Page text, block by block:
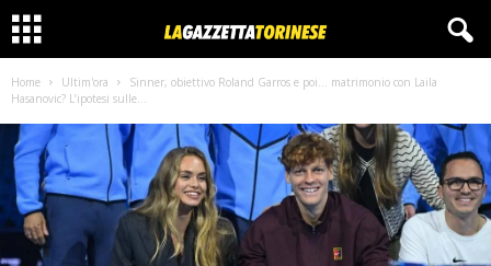
Home Ultim'ora
Sinner, obiettivo Roland Garros e poi… matrimonio con Laila
Hasanovic? L’ipotesi sulle...